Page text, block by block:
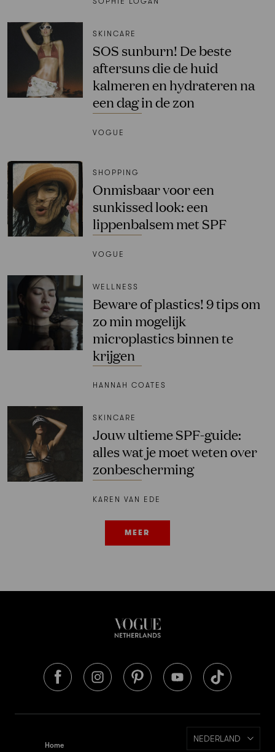
SKINCARE
SOS sunburn! De beste
aftersuns die de huid
kalmeren en hydrateren na
een dag in de zon
VOGUE
SHOPPING
Onmisbaar voor een
sunkissed look: een
lippenbalsem met SPF
VOGUE
WELLNESS
Beware of plastics! 9 tips om
zo min mogelijk
microplastics binnen te
krijgen
HANNAH COATES
SKINCARE
Jouw ultieme SPF-guide:
alles wat je moet weten over
zonbescherming
KAREN VAN EDE
MEER
Home
NEDERLAND